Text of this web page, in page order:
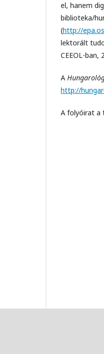
el, hanem
biblioteka/
(http://
lektorált
CEEOL-ban,
A
http://
A folyóirat a